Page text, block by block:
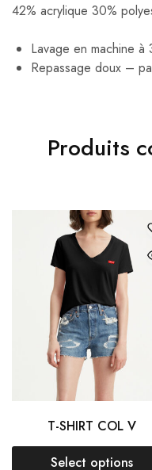
42% acrylique 30%
Lavage en machine à
Repassage doux –
Produits
T-SHIRT COL V
Select options